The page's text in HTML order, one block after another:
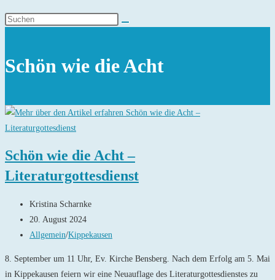
Schön wie die Acht
Schön wie die Acht –
Literaturgottesdienst
Beitrags-
Autor:
Kristina Scharnke
Beitrag
veröffentlicht:
20. August 2024
Beitrags-
Allgemein/Kippekausen
8. September um 11 Uhr, Ev. Kirche Bensberg. Nach dem Erfolg am 5. Mai
in Kippekausen feiern wir eine Neuauflage des Literaturgottesdienstes zu